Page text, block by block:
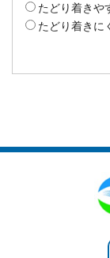
たどり着きや
たどり着きに